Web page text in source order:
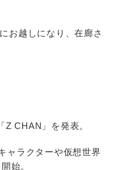
お越しになり、在廊さ
Z CHAN」を発表。
ャラクターや仮想世界
始。